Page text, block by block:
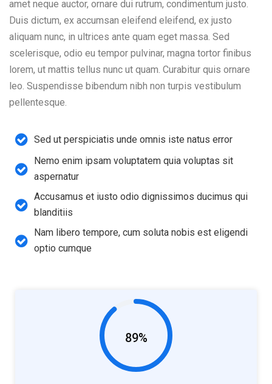
amet neque auctor, ornare dui rutrum, condimentum justo.
Duis dictum, ex accumsan eleifend eleifend, ex justo
aliquam nunc, in ultrices ante quam eget massa. Sed
scelerisque, odio eu tempor pulvinar, magna tortor finibus
lorem, ut mattis tellus nunc ut quam. Curabitur quis ornare
leo. Suspendisse bibendum nibh non turpis vestibulum
pellentesque.
Sed ut perspiciatis unde omnis iste natus error
Nemo enim ipsam voluptatem quia voluptas sit
aspernatur
Accusamus et iusto odio dignissimos ducimus qui
blanditiis
Nam libero tempore, cum soluta nobis est eligendi
optio cumque
89%